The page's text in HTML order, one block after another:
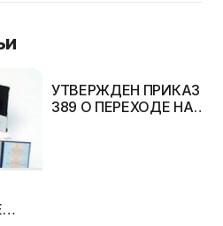
УТВЕРЖДЕН ПРИКАЗ №
389 О ПЕРЕХОДЕ НА